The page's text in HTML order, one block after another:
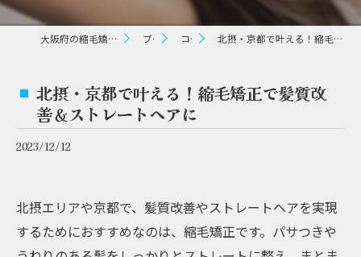
大阪府の縮毛矯正ならパラゴン ヘアー ブログ コラム 北摂・京都で叶える！縮毛矯正で髪質改善＆ストレートヘアに
北摂・京都で叶える！縮毛矯正で髪質改
善＆ストレートヘアに
2023/12/12
北摂エリアや京都で、髪質改善やストレートヘアを実現
するためにおすすめなのは、縮毛矯正です。パサつきや